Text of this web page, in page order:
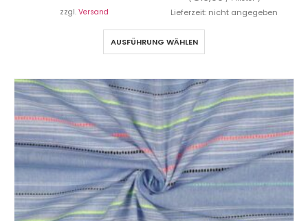
zzgl. Versand Lieferzeit: nicht angegeben
AUSFÜHRUNG WÄHLEN